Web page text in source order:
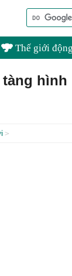
Thế giới
tàng